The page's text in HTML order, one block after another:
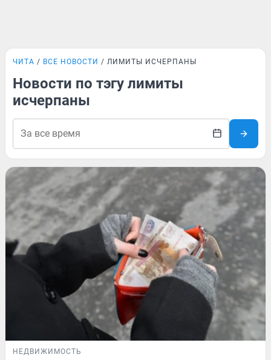
ЧИТА ВСЕ НОВОСТИ ЛИМИТЫ ИСЧЕРПАНЫ
Новости по тэгу лимиты
исчерпаны
НЕДВИЖИМОСТЬ